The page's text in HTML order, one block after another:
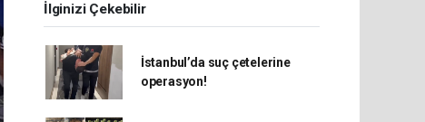
İlginizi Çekebilir
İstanbul’da suç çetelerine
operasyon!